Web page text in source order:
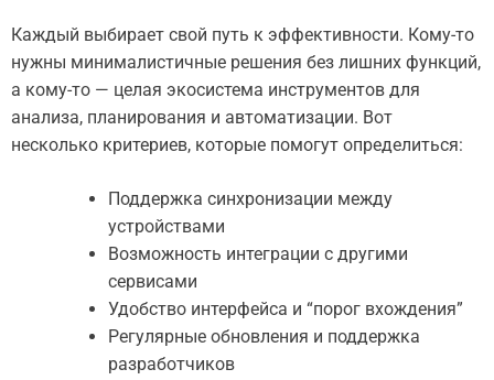
Каждый выбирает свой путь к эффективности. Кому-то
нужны минималистичные решения без лишних функций,
а кому-то — целая экосистема инструментов для
анализа, планирования и автоматизации. Вот
несколько критериев, которые помогут определиться:
Поддержка синхронизации между
устройствами
Возможность интеграции с другими
сервисами
Удобство интерфейса и “порог вхождения”
Регулярные обновления и поддержка
разработчиков